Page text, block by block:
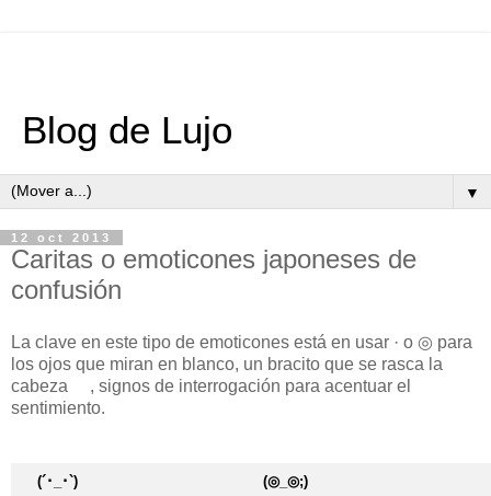
Blog de Lujo
▼
12 oct 2013
Caritas o emoticones japoneses de
confusión
La clave en este tipo de emoticones está en usar · o ◎ para
los ojos que miran en blanco, un bracito que se rasca la
cabeza ゞ, signos de interrogación para acentuar el
sentimiento.
(´･_･`) (◎_◎;)